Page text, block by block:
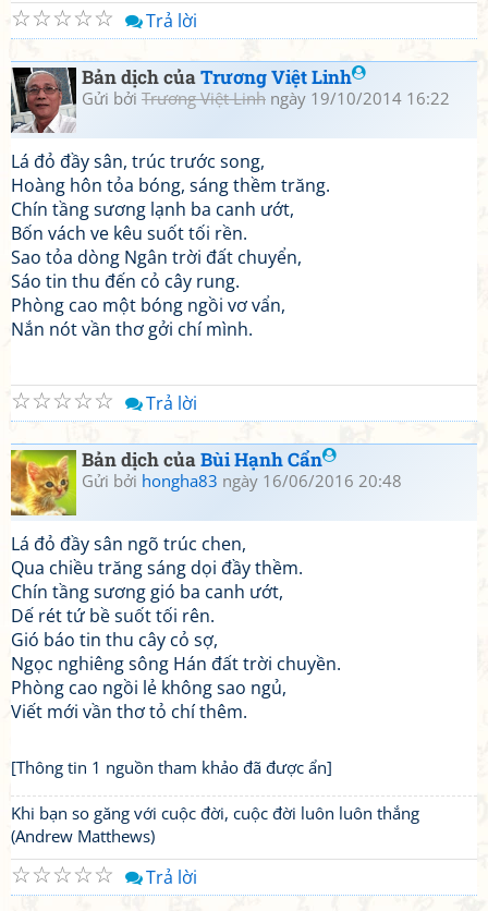
☆
☆
☆
☆
☆ Trả lời
Bản dịch củaTrương Việt Linh
Gửi bởi Trương Việt Linh ngày 19/10/2014 16:22
Lá đỏ đầy sân, trúc trước song,
Hoàng hôn tỏa bóng, sáng thềm trăng.
Chín tầng sương lạnh ba canh ướt,
Bốn vách ve kêu suốt tối rền.
Sao tỏa dòng Ngân trời đất chuyển,
Sáo tin thu đến cỏ cây rung.
Phòng cao một bóng ngồi vơ vẩn,
Nắn nót vần thơ gởi chí mình.
☆
☆
☆
☆
☆ Trả lời
Bản dịch củaBùi Hạnh Cẩn
Gửi bởi hongha83 ngày 16/06/2016 20:48
Lá đỏ đầy sân ngõ trúc chen,
Qua chiều trăng sáng dọi đầy thềm.
Chín tầng sương gió ba canh ướt,
Dế rét tứ bề suốt tối rên.
Gió báo tin thu cây cỏ sợ,
Ngọc nghiêng sông Hán đất trời chuyền.
Phòng cao ngồi lẻ không sao ngủ,
Viết mới vần thơ tỏ chí thêm.
[Thông tin 1 nguồn tham khảo đã được ẩn]
Khi bạn so găng với cuộc đời, cuộc đời luôn luôn thắng
(Andrew Matthews)
☆
☆
☆
☆
☆ Trả lời